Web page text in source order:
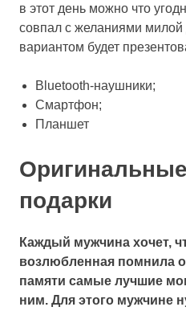
в этот день можно что
совпал с желаниями
вариантом будет
Bluetooth-наушники;
Смартфон;
Планшет
подарки
Каждый мужчина хочет,
возлюбленная помнила
памяти самые лучшие
ним. Для этого мужчине